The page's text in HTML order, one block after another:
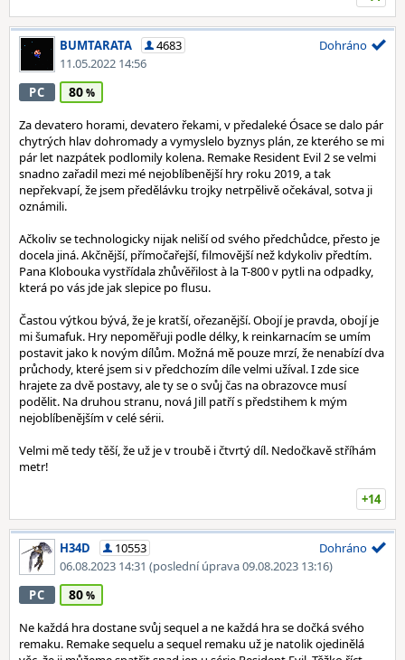
BUMTARATA
4683
11.05.2022 14:56
Dohráno
PC 80
Za devatero horami, devatero řekami, v předaleké Ósace se dalo pár
chytrých hlav dohromady a vymyslelo byznys plán, ze kterého se mi
pár let nazpátek podlomily kolena. Remake Resident Evil 2 se velmi
snadno zařadil mezi mé nejoblíbenější hry roku 2019, a tak
nepřekvapí, že jsem předělávku trojky netrpělivě očekával, sotva ji
oznámili.
Ačkoliv se technologicky nijak neliší od svého předchůdce, přesto je
docela jiná. Akčnější, přímočařejší, filmovější než kdykoliv předtím.
Pana Klobouka vystřídala zhůvěřilost à la T-800 v pytli na odpadky,
která po vás jde jak slepice po flusu.
Častou výtkou bývá, že je kratší, ořezanější. Obojí je pravda, obojí je
mi šumafuk. Hry nepoměřuji podle délky, k reinkarnacím se umím
postavit jako k novým dílům. Možná mě pouze mrzí, že nenabízí dva
průchody, které jsem si v předchozím díle velmi užíval. I zde sice
hrajete za dvě postavy, ale ty se o svůj čas na obrazovce musí
podělit. Na druhou stranu, nová Jill patří s předstihem k mým
nejoblíbenějším v celé sérii.
Velmi mě tedy těší, že už je v troubě i čtvrtý díl. Nedočkavě stříhám
metr!
+14
H34D
10553
06.08.2023 14:31 (poslední úprava 09.08.2023 13:16)
Dohráno
PC 80
Ne každá hra dostane svůj sequel a ne každá hra se dočká svého
remaku. Remake sequelu a sequel remaku už je natolik ojedinělá